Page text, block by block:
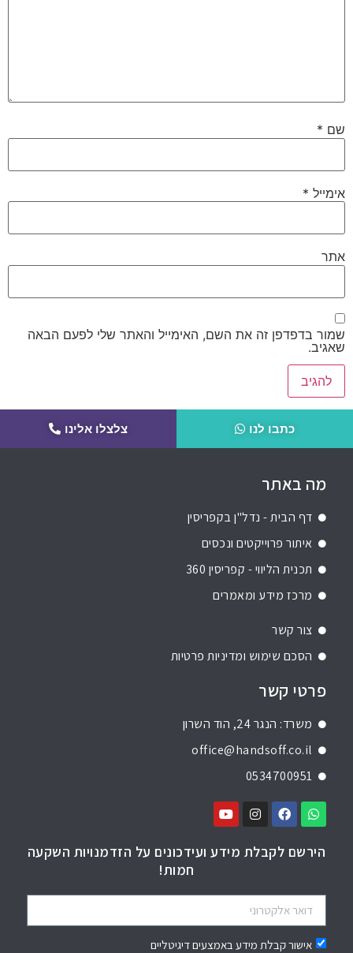
שם *
אימייל *
אתר
שמור בדפדפן זה את השם, האימייל והאתר שלי לפעם הבאה
שאגיב.
כתבו לנו צלצלו אלינו
מה באתר
דף הבית - נדל"ן בקפריסין
איתור פרוייקטים ונכסים
תכנית הליווי - קפריסין 360
מרכז מידע ומאמרים
צור קשר
הסכם שימוש ומדיניות פרטיות
פרטי קשר
משרד: הנגר 24, הוד השרון
office@handsoff.co.il
0534700951
הירשם לקבלת מידע ועידכונים על הזדמנויות השקעה
חמות!
אישור קבלת מידע באמצעים דיגיטליים